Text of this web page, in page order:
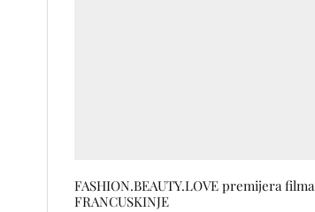
FASHION.BEAUTY.LOVE premijera filma
FRANCUSKINJE